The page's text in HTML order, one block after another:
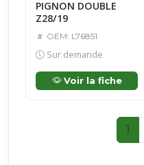
PIGNON DOUBLE
Z28/19
OEM: L76851
Sur demande
Voir la fiche
1